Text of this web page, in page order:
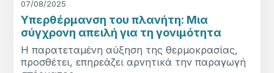
07/08/2025
Υπερθέρμανση του πλανήτη: Μια
σύγχρονη απειλή για τη γονιμότητα
Η παρατεταμένη αύξηση της θερμοκρασίας,
προσθέτει, επηρεάζει αρνητικά την παραγωγή